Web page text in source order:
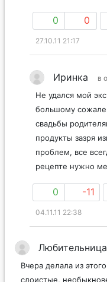
0 0
27.10.11 21:17
Иринка в
Не удался мой
большому
свадьбы
продукты зазря
проблем, все
рецепте нужно
0 -11
04.11.11 22:38
Вчера делала из
слоистые,